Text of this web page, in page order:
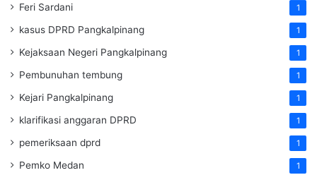
Feri Sardani 1
kasus DPRD Pangkalpinang 1
Kejaksaan Negeri Pangkalpinang 1
Pembunuhan tembung 1
Kejari Pangkalpinang 1
klarifikasi anggaran DPRD 1
pemeriksaan dprd 1
Pemko Medan 1